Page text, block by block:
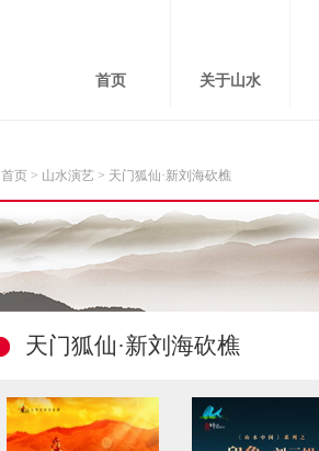
首页 关于山水
首页 > 山水演艺 > 天门狐仙·新刘海砍樵
天门狐仙·新刘海砍樵